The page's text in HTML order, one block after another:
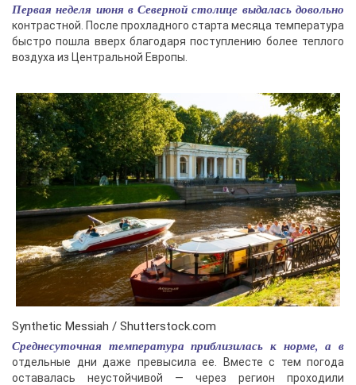
ПРОИСШЕСТВИЯ
Первая неделя июня в Северной столице выдалась довольно
контрастной. После прохладного старта месяца температура
быстро пошла вверх благодаря поступлению более теплого
воздуха из Центральной Европы.
Synthetic Messiah / Shutterstock.com
Среднесуточная температура приблизилась к норме, а в
отдельные дни даже превысила ее. Вместе с тем погода
оставалась неустойчивой — через регион проходили